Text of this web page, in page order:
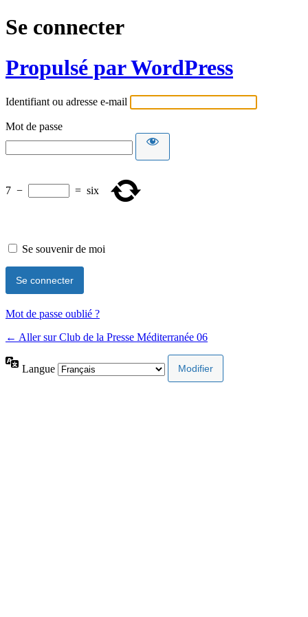
Se connecter
Propulsé par WordPress
Identifiant ou adresse e-mail
Mot de passe
7 − = six
Se souvenir de moi
Mot de passe oublié ?
← Aller sur Club de la Presse Méditerranée 06
Langue